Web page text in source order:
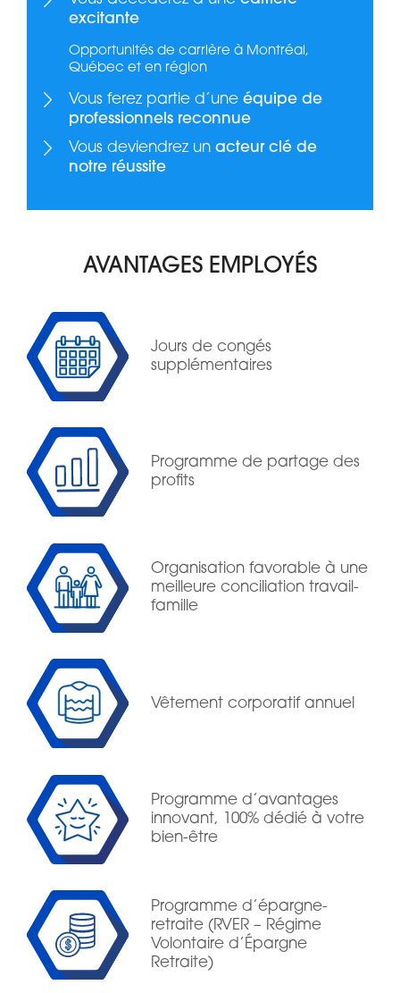
excitante
Opportunités de carrière à Montréal,
Québec et en région
Vous ferez partie d’uneéquipe de
professionnels reconnue
Vous deviendrez unacteur clé de
notre réussite
AVANTAGES EMPLOYÉS
Jours de congés
supplémentaires
Programme de partage des
profits
Organisation favorable à une
meilleure conciliation travail-
famille
Vêtement corporatif annuel
Programme d’avantages
innovant, 100% dédié à votre
bien-être
Programme d’épargne-
retraite (RVER – Régime
Volontaire d’Épargne
Retraite)